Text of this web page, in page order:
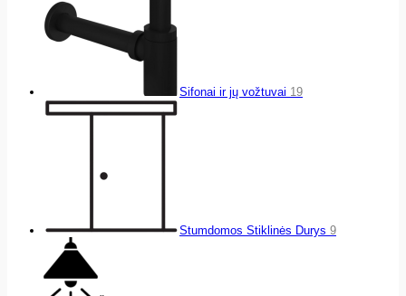
Sifonai ir jų vožtuvai 19
Stumdomos Stiklinės Durys 9